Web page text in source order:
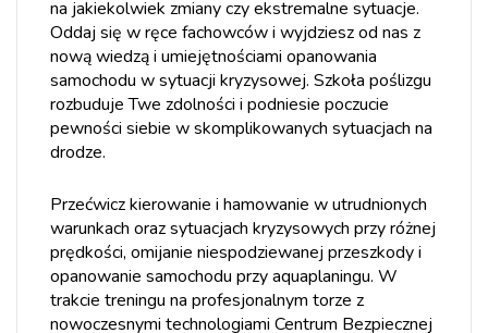
na jakiekolwiek zmiany czy ekstremalne sytuacje.
Oddaj się w ręce fachowców i wyjdziesz od nas z
nową wiedzą i umiejętnościami opanowania
samochodu w sytuacji kryzysowej. Szkoła poślizgu
rozbuduje Twe zdolności i podniesie poczucie
pewności siebie w skomplikowanych sytuacjach na
drodze.
Przećwicz kierowanie i hamowanie w utrudnionych
warunkach oraz sytuacjach kryzysowych przy różnej
prędkości, omijanie niespodziewanej przeszkody i
opanowanie samochodu przy aquaplaningu. W
trakcie treningu na profesjonalnym torze z
nowoczesnymi technologiami Centrum Bezpiecznej